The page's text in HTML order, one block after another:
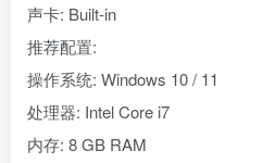
声卡: Built-in
推荐配置:
操作系统: Windows 10 / 11
处理器: Intel Core i7
内存: 8 GB RAM